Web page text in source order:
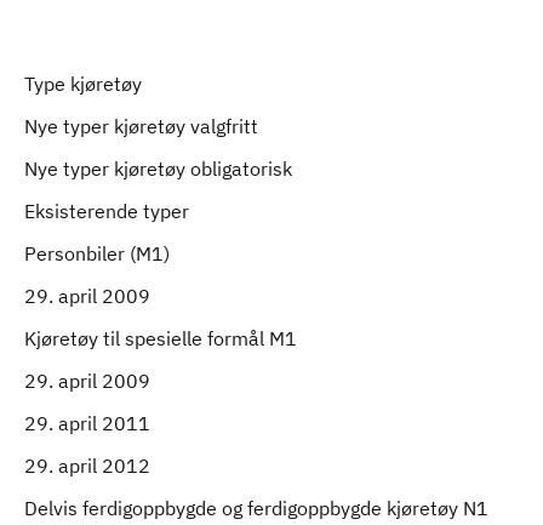
Type kjøretøy
Nye typer kjøretøy valgfritt
Nye typer kjøretøy obligatorisk
Eksisterende typer
Personbiler (M1)
29. april 2009
Kjøretøy til spesielle formål M1
29. april 2009
29. april 2011
29. april 2012
Delvis ferdigoppbygde og ferdigoppbygde kjøretøy N1